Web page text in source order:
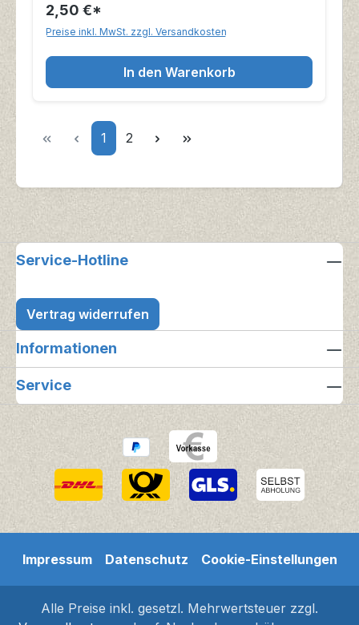
2,50 €*
Preise inkl. MwSt. zzgl. Versandkosten
In den Warenkorb
Seite
1 Seite
2
Service-Hotline
Vertrag widerrufen
Informationen
Service
Impressum Datenschutz Cookie-Einstellungen
Alle Preise inkl. gesetzl. Mehrwertsteuer zzgl.